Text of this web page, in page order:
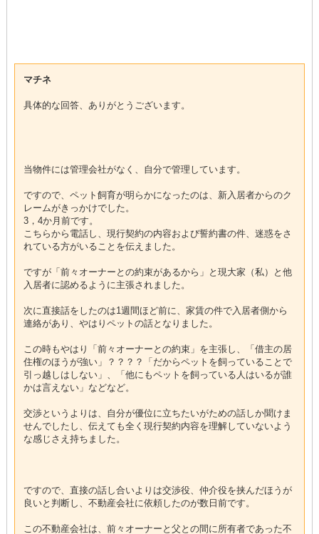
マチネ
具体的な回答、ありがとうございます。
当物件には管理会社がなく、自分で管理しています。
ですので、ペット飼育が明らかになったのは、新入居者からのク
レームがきっかけでした。
3，4か月前です。
こちらから電話し、現行契約の内容および誓約書の件、迷惑をさ
れている方がいることを伝えました。
ですが「前々オーナーとの約束があるから」と現大家（私）と他
入居者に認めるように主張されました。
次に直接話をしたのは1週間ほど前に、家賃の件で入居者側から
連絡があり、やはりペットの話となりました。
この時もやはり「前々オーナーとの約束」を主張し、「借主の居
住権のほうが強い」？？？？「だからペットを飼っていることで
引っ越しはしない」、「他にもペットを飼っている人はいるが誰
かは言えない」などなど。
交渉というよりは、自分が優位に立ちたいがための話しか聞けま
せんでしたし、伝えても全く現行契約内容を理解していないよう
な感じさえ持ちました。
ですので、直接の話し合いよりは交渉役、仲介役を挟んだほうが
良いと判断し、不動産会社に依頼したのが数日前です。
この不動産会社は、前々オーナーと父との間に所有者であった不